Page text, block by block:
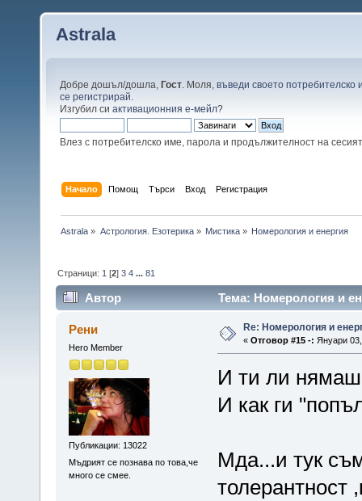
Astrala
Добре дошъл/дошла, Гост . Моля, въведи своето потребителско
се регистрирай
Изгубил си активационния е-мейл?
Влез с потребителско име, парола и продължителност на
Начало Помощ Търси Вход Регистрация
Astrala » Астрология. Езотерика» Мистика» Номерология и енергия
Страници: 1 [2]3 4 ...81
Автор Тема: Номерология и
Рени
Hero Member
Публикации: 13022
Мъдрият се познава по това,че
много се смее.
Re: Номерология и
« Отговор #15 -: Януари
И ти ли
И как ги
Мда...и тук
толерантност